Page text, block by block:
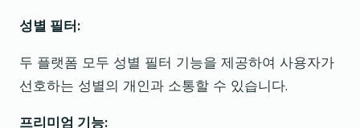
성별 필터:
두 플랫폼 모두 성별 필터 기능을 제공하여 사용자가
선호하는 성별의 개인과 소통할 수 있습니다.
프리미엄 기능: